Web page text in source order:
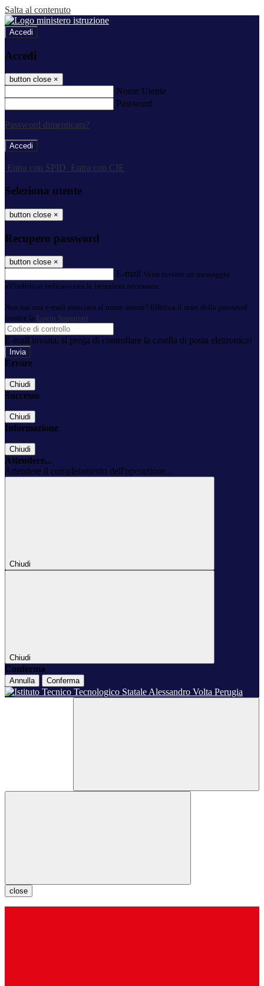
Salta al contenuto
Accedi
Accedi
button close ×
Nome Utente
Password
Password dimenticata?
-
Entra con SPID
Entra con CIE
Seleziona utente
button close ×
Recupero password
button close ×
E-mail Verrà inviato un messaggio
all'indirizzo indicato con le istruzioni necessarie.
Non hai una e-mail associata al nome utente? Effettua il reset della password
tramite la Login Spaggiari
E-mail inviata, si prega di controllare la casella di posta elettronica!
Errore
Chiudi
Successo
Chiudi
Informazione
Chiudi
Attendere...
Attendere il completamento dell'operazione...
Chiudi
Chiudi
Conferma
Annulla Conferma
close